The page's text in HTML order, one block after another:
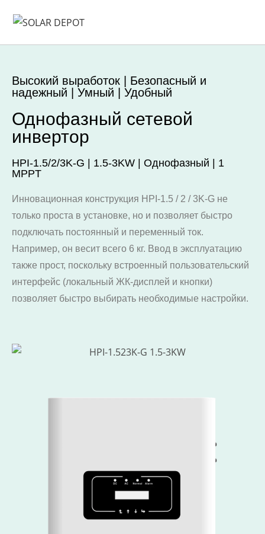
Высокий выработок | Безопасный и
надежный | Умный | Удобный
Однофазный сетевой
инвертор
HPI-1.5/2/3K-G | 1.5-3KW | Однофазный | 1
MPPT
Инновационная конструкция HPI-1.5 / 2 / 3K-G не
только проста в установке, но и позволяет быстро
подключать постоянный и переменный ток.
Например, он весит всего 6 кг. Ввод в эксплуатацию
также прост, поскольку встроенный пользовательский
интерфейс (локальный ЖК-дисплей и кнопки)
позволяет быстро выбирать необходимые настройки.